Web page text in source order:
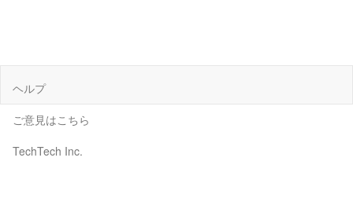
ヘルプ
ご意見はこちら
TechTech Inc.